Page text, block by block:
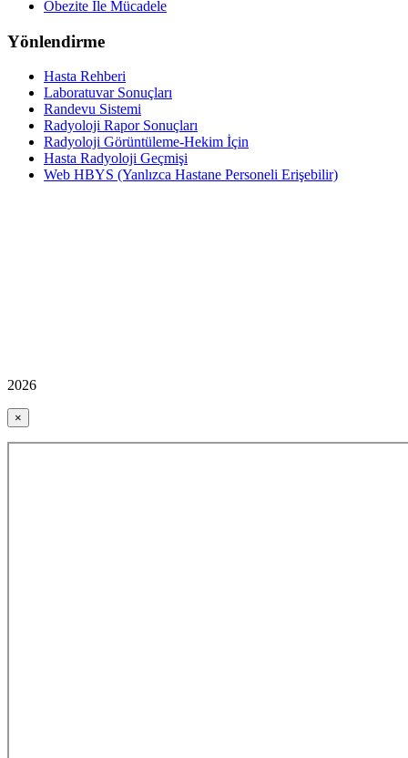
Obezite İle Mücadele
Yönlendirme
Hasta Rehberi
Laboratuvar Sonuçları
Randevu Sistemi
Radyoloji Rapor Sonuçları
Radyoloji Görüntüleme-Hekim İçin
Hasta Radyoloji Geçmişi
Web HBYS (Yanlızca Hastane Personeli Erişebilir)
2026
×